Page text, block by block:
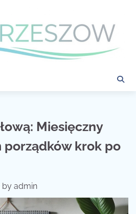
Miesięczny
porządków krok po
by admin